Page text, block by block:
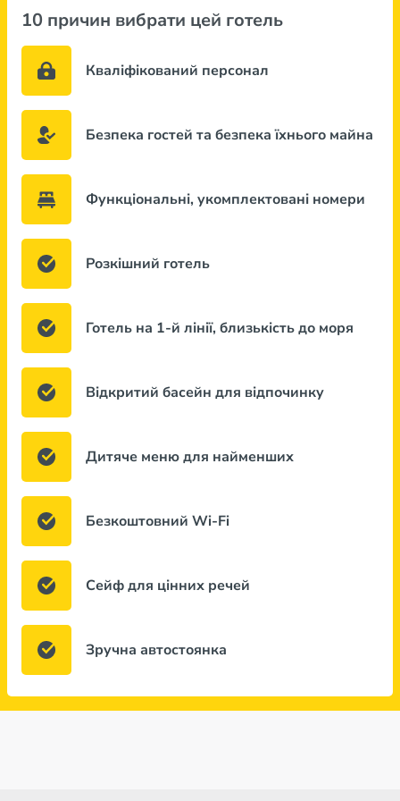
10 причин вибрати цей готель
Кваліфікований персонал
Безпека гостей та безпека їхнього майна
Функціональні, укомплектовані номери
Розкішний готель
Готель на 1-й лінії, близькість до моря
Відкритий басейн для відпочинку
Дитяче меню для найменших
Безкоштовний Wi-Fi
Сейф для цінних речей
Зручна автостоянка